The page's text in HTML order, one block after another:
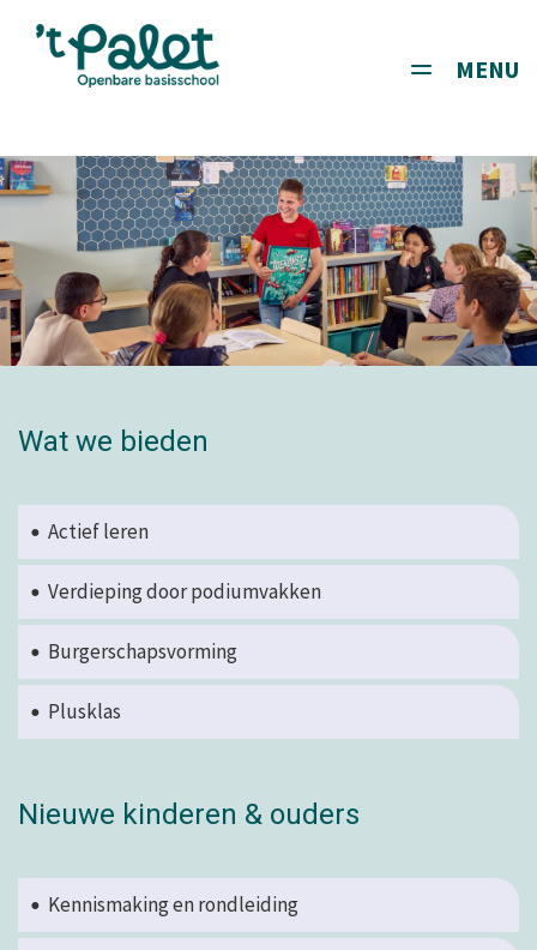
Toggle
MENU
Wat we bieden
Actief leren
Verdieping door podiumvakken
Burgerschapsvorming
Plusklas
Nieuwe kinderen & ouders
Kennismaking en rondleiding